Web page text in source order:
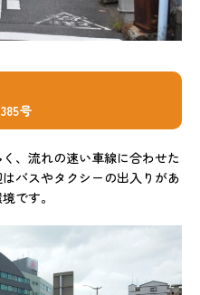
号
、流れの速い車線に合わせた
バスやタクシーの出入りがあ
です。